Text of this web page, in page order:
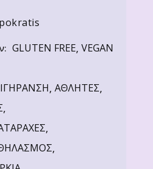
GLUTEN FREE, VEGAN
, ΑΘΛΗΤΕΣ,
,
,
,